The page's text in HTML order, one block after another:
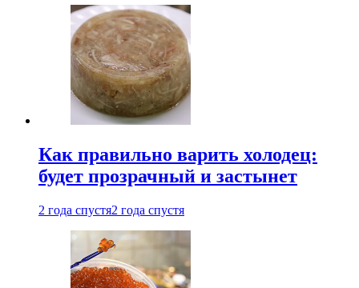
Как правильно варить холодец:
будет прозрачный и застынет
2 года спустя2 года спустя